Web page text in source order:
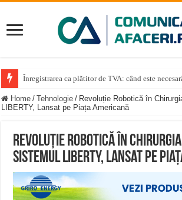
Înregistrarea ca plătitor de TVA: când este
Record pe străzile din Alba Iulia: Dragoș
Home / Tehnologie / Revoluție Robotică în
LIBERTY, Lansat pe Piața Americană
Revoluție Robotică în
Sistemul LIBERTY, Lansat pe